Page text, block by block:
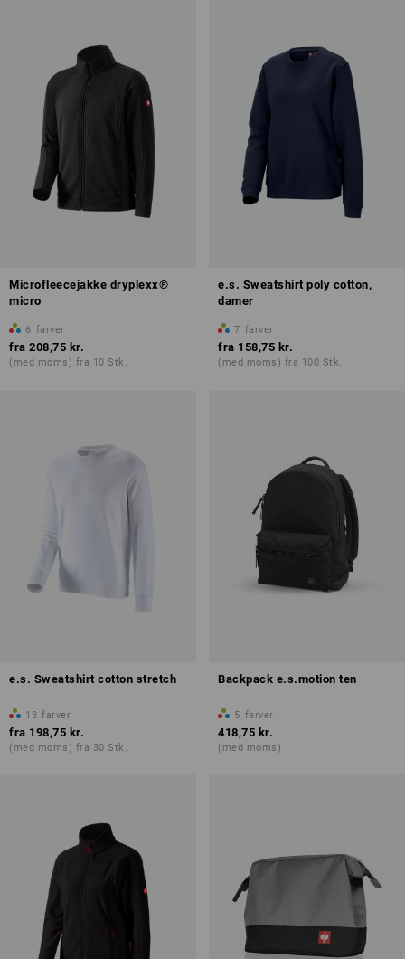
Microfleecejakke dryplexx®
micro
6 farver
fra 208,75 kr.
(med moms) fra 10 Stk.
e.s. Sweatshirt poly cotton,
damer
7 farver
fra 158,75 kr.
(med moms) fra 100 Stk.
e.s. Sweatshirt cotton stretch
13 farver
fra 198,75 kr.
(med moms) fra 30 Stk.
Backpack e.s.motion ten
5 farver
418,75 kr.
(med moms)